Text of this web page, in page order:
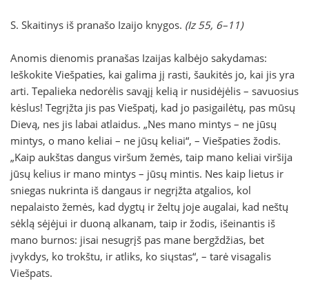
S. Skaitinys iš pranašo Izaijo knygos. (Iz 55, 6–11)
Anomis dienomis pranašas Izaijas kalbėjo sakydamas:
Ieškokite Viešpaties, kai galima jį rasti, šaukitės jo, kai jis yra
arti. Tepalieka nedorėlis savąjį kelią ir nusidėjėlis – savuosius
kėslus! Tegrįžta jis pas Viešpatį, kad jo pasigailėtų, pas mūsų
Dievą, nes jis labai atlaidus. „Nes mano mintys – ne jūsų
mintys, o mano keliai – ne jūsų keliai“, – Viešpaties žodis.
„Kaip aukštas dangus viršum žemės, taip mano keliai viršija
jūsų kelius ir mano mintys – jūsų mintis. Nes kaip lietus ir
sniegas nukrinta iš dangaus ir negrįžta atgalios, kol
nepalaisto žemės, kad dygtų ir želtų joje augalai, kad neštų
sėklą sėjėjui ir duoną alkanam, taip ir žodis, išeinantis iš
mano burnos: jisai nesugrįš pas mane bergždžias, bet
įvykdys, ko trokštu, ir atliks, ko siųstas“, – tarė visagalis
Viešpats.